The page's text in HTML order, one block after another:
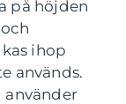
på höjden
ihop
används.
använder